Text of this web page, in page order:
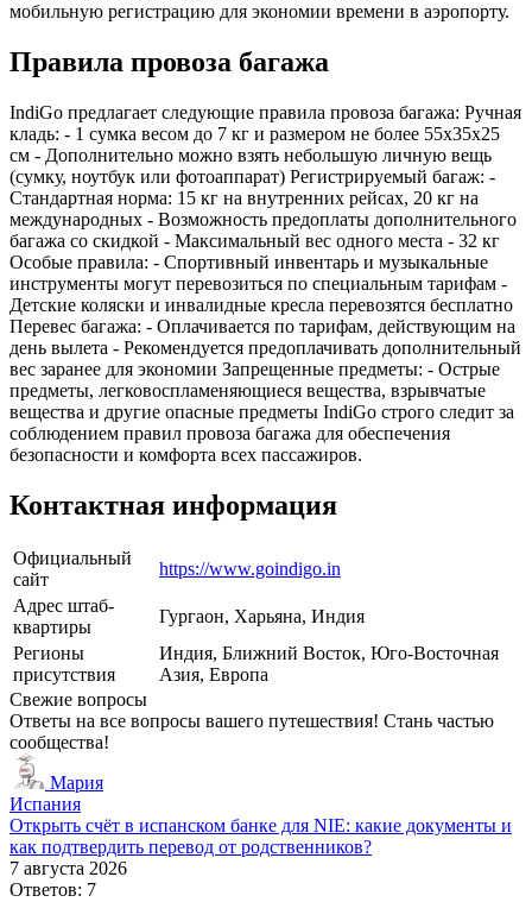
мобильную регистрацию для экономии времени в аэропорту.
Правила провоза багажа
IndiGo предлагает следующие правила провоза багажа: Ручная
кладь: - 1 сумка весом до 7 кг и размером не более 55x35x25
см - Дополнительно можно взять небольшую личную вещь
(сумку, ноутбук или фотоаппарат) Регистрируемый багаж: -
Стандартная норма: 15 кг на внутренних рейсах, 20 кг на
международных - Возможность предоплаты дополнительного
багажа со скидкой - Максимальный вес одного места - 32 кг
Особые правила: - Спортивный инвентарь и музыкальные
инструменты могут перевозиться по специальным тарифам -
Детские коляски и инвалидные кресла перевозятся бесплатно
Перевес багажа: - Оплачивается по тарифам, действующим на
день вылета - Рекомендуется предоплачивать дополнительный
вес заранее для экономии Запрещенные предметы: - Острые
предметы, легковоспламеняющиеся вещества, взрывчатые
вещества и другие опасные предметы IndiGo строго следит за
соблюдением правил провоза багажа для обеспечения
безопасности и комфорта всех пассажиров.
Контактная информация
Официальный
сайт
https://www.goindigo.in
Адрес штаб-
квартиры
Гургаон, Харьяна, Индия
Регионы
присутствия
Индия, Ближний Восток, Юго-Восточная
Азия, Европа
Свежие вопросы
Ответы на все вопросы вашего путешествия! Стань частью
сообщества!
Мария
Испания
Открыть счёт в испанском банке для NIE: какие документы и
как подтвердить перевод от родственников?
7 августа 2026
Ответов: 7